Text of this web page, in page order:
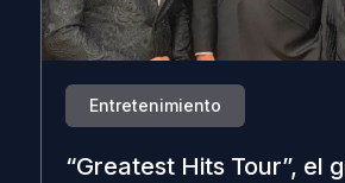
Entretenimiento
“Greatest Hits Tour”, el